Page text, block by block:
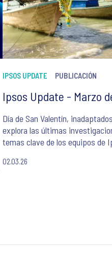
IPSOS UPDATE PUBLICACIÓN
Ipsos Update - Marzo
Día de San Valentín,
explora las últimas
temas clave de los equipos de
02.03.26